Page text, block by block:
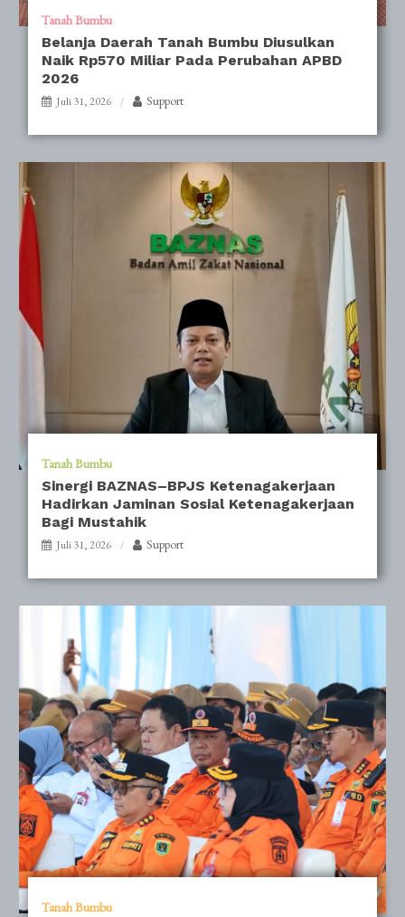
Tanah Bumbu
Belanja Daerah Tanah Bumbu Diusulkan
Naik Rp570 Miliar Pada Perubahan APBD
2026
Juli 31, 2026 Support
Tanah Bumbu
Sinergi BAZNAS–BPJS Ketenagakerjaan
Hadirkan Jaminan Sosial Ketenagakerjaan
Bagi Mustahik
Juli 31, 2026 Support
Tanah Bumbu